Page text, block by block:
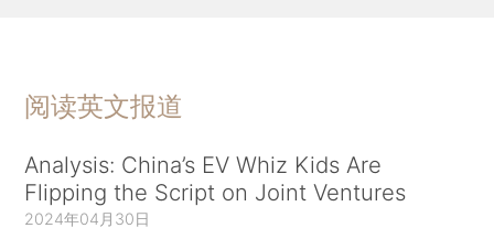
阅读英文报道
Analysis: China’s EV Whiz Kids Are
Flipping the Script on Joint Ventures
2024年04月30日